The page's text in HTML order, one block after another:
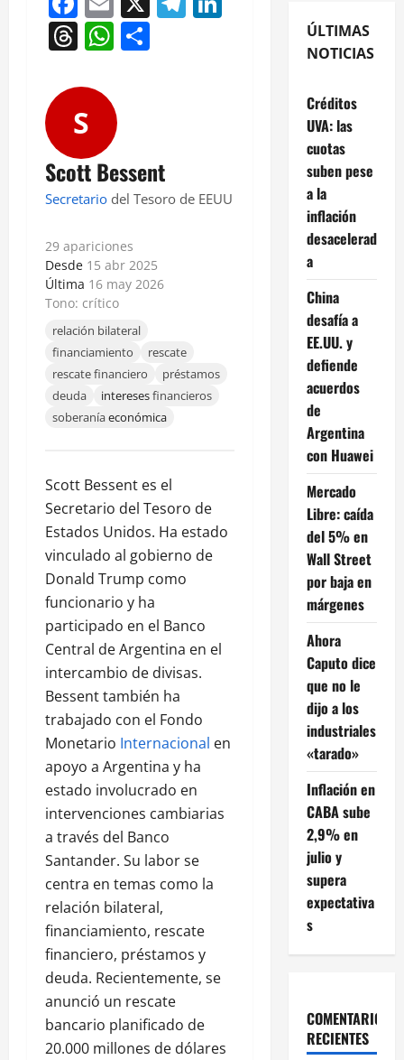
Threads
WhatsApp
S
Scott Bessent
Secretario del Tesoro de EEUU
29 apariciones
Desde 15 abr 2025
Última 16 may 2026
Tono: crítico
relación bilateral
financiamiento
rescate
rescate financiero
préstamos
deuda
interesesfinancieros
soberaníaeconómica
Scott Bessent es el
Secretario del Tesoro de
Estados Unidos. Ha estado
vinculado al gobierno de
Donald Trump como
funcionario y ha
participado en el Banco
Central de Argentina en el
intercambio de divisas.
Bessent también ha
trabajado con el Fondo
Monetario Internacional en
apoyo a Argentina y ha
estado involucrado en
intervenciones cambiarias
a través del Banco
Santander. Su labor se
centra en temas como la
relación bilateral,
financiamiento, rescate
financiero, préstamos y
deuda. Recientemente, se
anunció un rescate
bancario planificado de
20.000 millones de dólares
ÚLTIMAS
NOTICIAS
Créditos
UVA: las
cuotas
suben pese
a la
inflación
desacelerad
a
China
desafía a
EE.UU. y
defiende
acuerdos
de
Argentina
con Huawei
Mercado
Libre: caída
del 5% en
Wall Street
por baja en
márgenes
Ahora
Caputo dice
que no le
dijo a los
industriales
«tarado»
Inflación en
CABA sube
2,9% en
julio y
supera
expectativa
s
COMENTARIOS
RECIENTES